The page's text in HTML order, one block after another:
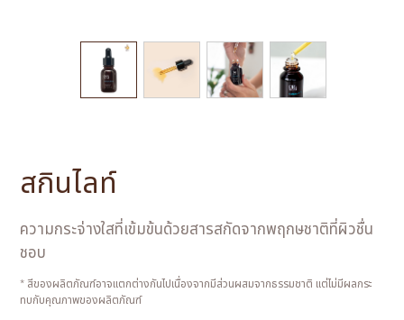
สกินไลท์
ความกระจ่างใสที่เข้มข้นด้วยสารสกัดจากพฤกษชาติที่ผิวชื่น
ชอบ
* สีของผลิตภัณฑ์อาจแตกต่างกันไปเนื่องจากมีส่วนผสมจากธรรมชาติ แต่ไม่มีผลกระ
ทบกับคุณภาพของผลิตภัณฑ์